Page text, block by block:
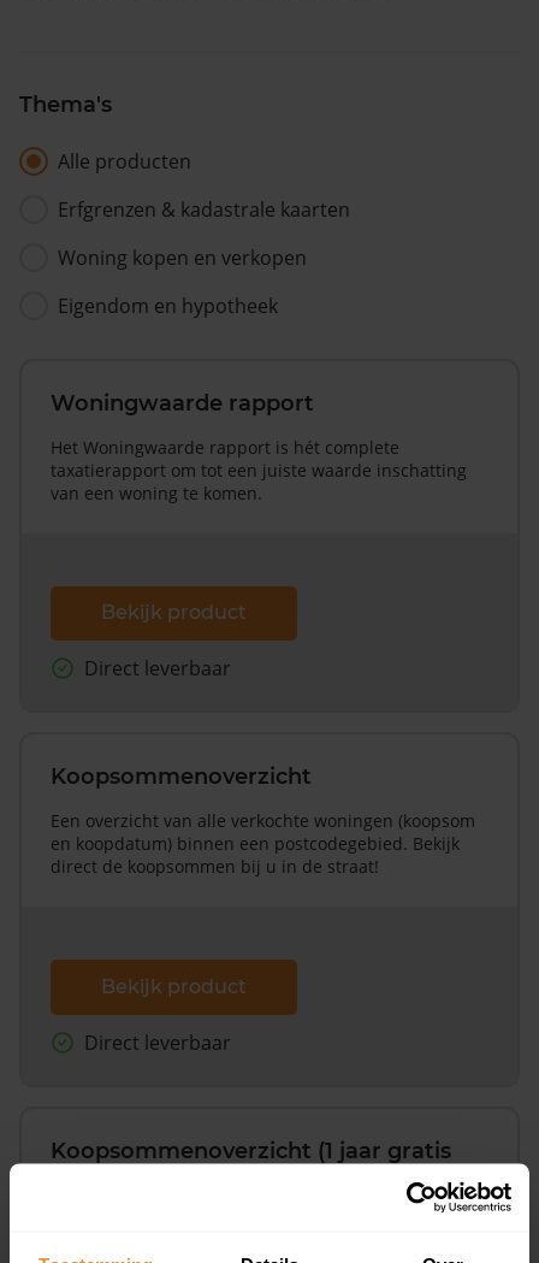
Thema's
Alle producten
Erfgrenzen & kadastrale kaarten
Woning kopen en verkopen
Eigendom en hypotheek
Woningwaarde rapport
Het Woningwaarde rapport is hét complete
taxatierapport om tot een juiste waarde inschatting
van een woning te komen.
Bekijk product
Direct leverbaar
Koopsommenoverzicht
Een overzicht van alle verkochte woningen (koopsom
en koopdatum) binnen een postcodegebied. Bekijk
direct de koopsommen bij u in de straat!
Bekijk product
Direct leverbaar
Koopsommenoverzicht (1 jaar gratis